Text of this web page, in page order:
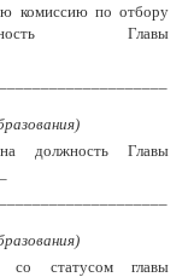
комиссию по отбору
Главы
должность Главы
со статусом главы